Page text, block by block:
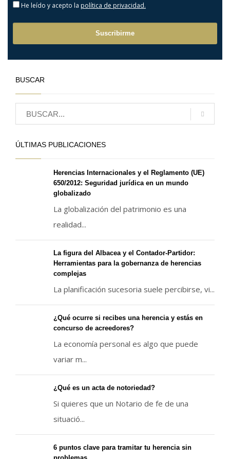
He leído y acepto la política de privacidad.
BUSCAR
ÚLTIMAS PUBLICACIONES
Herencias Internacionales y el Reglamento (UE)
650/2012: Seguridad jurídica en un mundo
globalizado
La globalización del patrimonio es una
realidad...
La figura del Albacea y el Contador-Partidor:
Herramientas para la gobernanza de herencias
complejas
La planificación sucesoria suele percibirse, vi...
¿Qué ocurre si recibes una herencia y estás en
concurso de acreedores?
La economía personal es algo que puede
variar m...
¿Qué es un acta de notoriedad?
Si quieres que un Notario de fe de una
situació...
6 puntos clave para tramitar tu herencia sin